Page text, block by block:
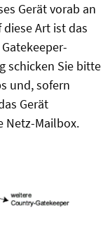
Gerät vorab an
Art ist das
schicken Sie bitte
und, sofern
Gerät
Netz-Mailbox.